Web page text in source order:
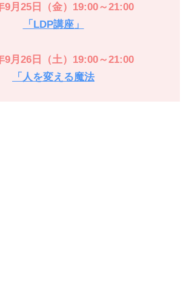
9月25日（金）19:00～21:00
「LDP講座」
9月26日（土）19:00～21:00
「人を変える魔法